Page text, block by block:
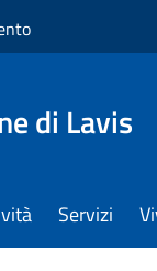
di Lavis
Servizi